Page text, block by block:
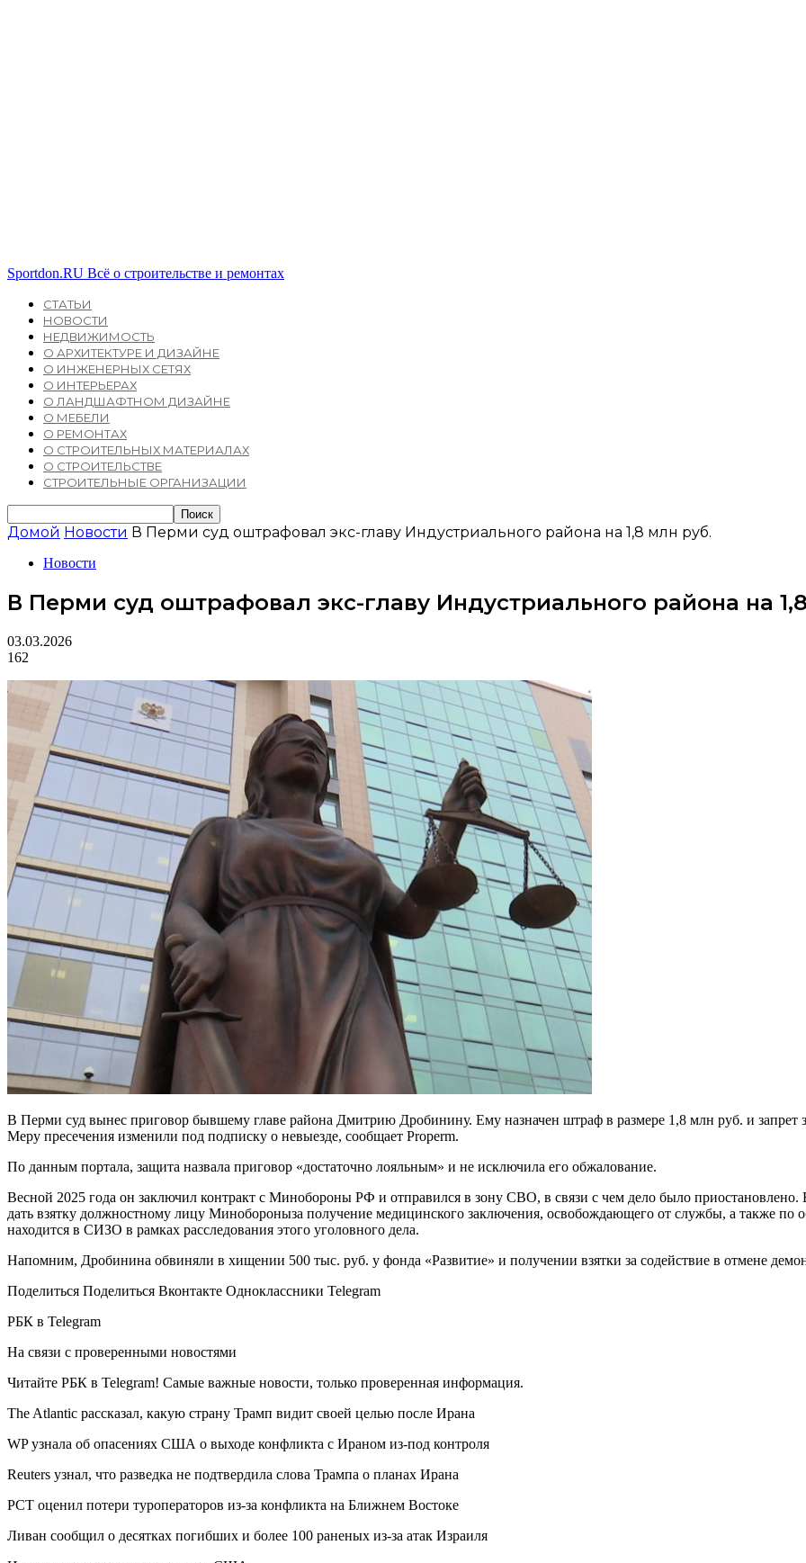
Sportdon.RU Всё о строительстве и ремонтах
СТАТЬИ
НОВОСТИ
НЕДВИЖИМОСТЬ
О АРХИТЕКТУРЕ И ДИЗАЙНЕ
О ИНЖЕНЕРНЫХ СЕТЯХ
О ИНТЕРЬЕРАХ
О ЛАНДШАФТНОМ ДИЗАЙНЕ
О МЕБЕЛИ
О РЕМОНТАХ
О СТРОИТЕЛЬНЫХ МАТЕРИАЛАХ
О СТРОИТЕЛЬСТВЕ
СТРОИТЕЛЬНЫЕ ОРГАНИЗАЦИИ
Домой Новости В Перми суд оштрафовал экс-главу Индустриального района на 1,8 млн руб.
Новости
В Перми суд оштрафовал экс-главу Индустриального района на
03.03.2026
162
В Перми суд вынес приговор бывшему главе района Дмитрию Дробинину. Ему назначен штраф в размере 1,8 млн руб. и запрет
Меру пресечения изменили под подписку о невыезде, сообщает Properm.
По данным портала, защита назвала приговор «достаточно лояльным» и не исключила его обжалование.
Весной 2025 года он заключил контракт с Минобороны РФ и отправился в зону СВО, в связи с чем дело было
дать взятку должностному лицу Минобороныза получение медицинского заключения, освобождающего от службы, а также
находится в СИЗО в рамках расследования этого уголовного дела.
Напомним, Дробинина обвиняли в хищении 500 тыс. руб. у фонда «Развитие» и получении взятки за содействие в отмене
Поделиться Поделиться Вконтакте Одноклассники Telegram
РБК в Telegram
На связи с проверенными новостями
Читайте РБК в Telegram! Самые важные новости, только проверенная информация.
The Atlantic рассказал, какую страну Трамп видит своей целью после Ирана
WP узнала об опасениях США о выходе конфликта с Ираном из-под контроля
Reuters узнал, что разведка не подтвердила слова Трампа о планах Ирана
РСТ оценил потери туроператоров из-за конфликта на Ближнем Востоке
Ливан сообщил о десятках погибших и более 100 раненых из-за атак Израиля